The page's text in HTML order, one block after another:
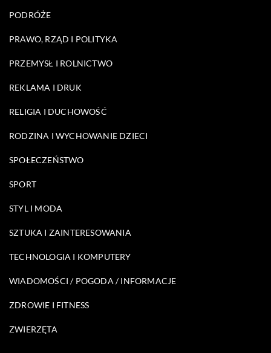
PODRÓŻE
PRAWO, RZĄD I POLITYKA
PRZEMYSŁ I ROLNICTWO
REKLAMA I DRUK
RELIGIA I DUCHOWOŚĆ
RODZINA I WYCHOWANIE DZIECI
SPOŁECZEŃSTWO
SPORT
STYL I MODA
SZTUKA I ZAINTERESOWANIA
TECHNOLOGIA I KOMPUTERY
WIADOMOŚCI / POGODA / INFORMACJE
ZDROWIE I FITNESS
ZWIERZĘTA